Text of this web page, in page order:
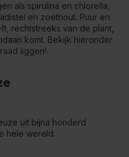
als spirulina en chlorella,
en zoethout. Puur en
rechtstreeks van de plant,
komt. Bekijk hieronder
liggen!
uit bijna honderd
hele wereld.